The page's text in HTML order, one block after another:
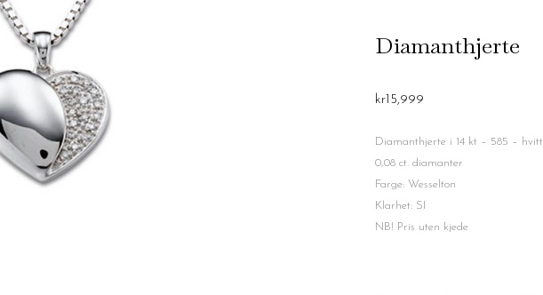
Diamanthjerte
kr15,999
Diamanthjerte i 14 kt – 585 – hvitt
0,08 ct. diamanter
Farge: Wesselton
Klarhet: SI
NB! Pris uten kjede